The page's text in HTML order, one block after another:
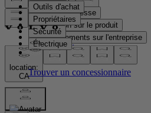
Matériel de presse
Information sur le produit
Renseignements sur l'entreprise
Contacts médias
location:
CA
Images